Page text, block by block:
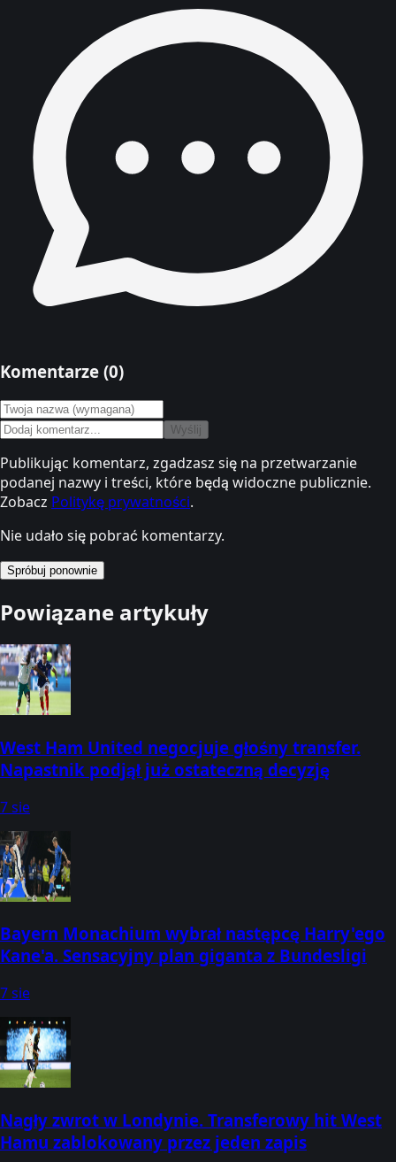
Komentarze (0)
Wyślij
Publikując komentarz, zgadzasz się na przetwarzanie
podanej nazwy i treści, które będą widoczne publicznie.
Zobacz Politykę prywatności.
Nie udało się pobrać komentarzy.
Spróbuj ponownie
Powiązane artykuły
West Ham United negocjuje głośny transfer.
Napastnik podjął już ostateczną decyzję
7 sie
Bayern Monachium wybrał następcę Harry'ego
Kane'a. Sensacyjny plan giganta z Bundesligi
7 sie
Nagły zwrot w Londynie. Transferowy hit West
Hamu zablokowany przez jeden zapis